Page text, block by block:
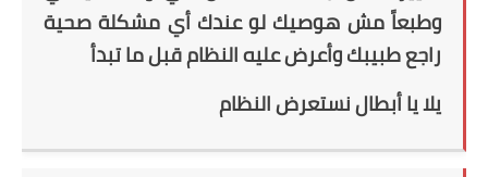
وطبعاً مش هوصيك لو عندك أي مشكلة صحية
راجع طبيبك وأعرض عليه النظام قبل ما تبدأ
يلا يا أبطال نستعرض النظام